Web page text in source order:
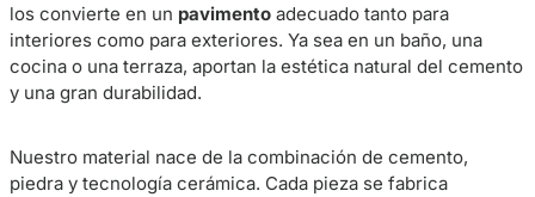
los convierte en un pavimento adecuado tanto para
interiores como para exteriores. Ya sea en un baño, una
cocina o una terraza, aportan la estética natural del cemento
y una gran durabilidad.
Nuestro material nace de la combinación de cemento,
piedra y tecnología cerámica. Cada pieza se fabrica